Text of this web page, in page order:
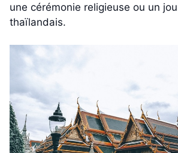
une cérémonie religieuse ou un
thaïlandais.